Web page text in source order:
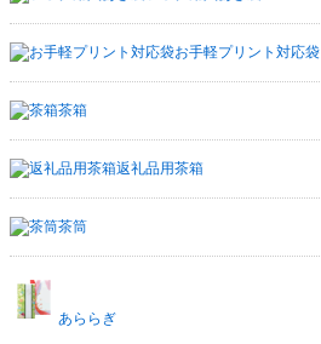
お手軽プリント対応袋
茶箱
返礼品用茶箱
茶筒
あららぎ